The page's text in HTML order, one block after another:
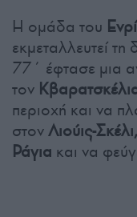
Η ομάδα του
εκμεταλλευτεί τη
77΄ έφτασε μια
τον
περιοχή και να
στονΛιούις-Σκέλι,
Ράγια και να